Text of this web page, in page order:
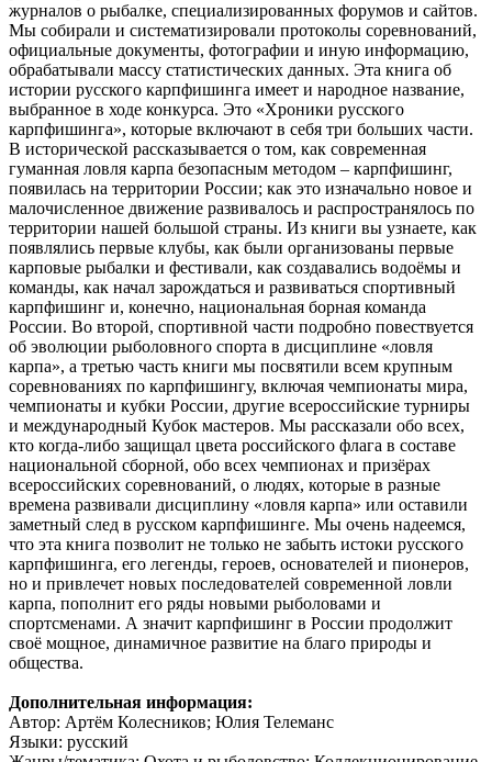
журналов о рыбалке, специализированных форумов и сайтов.
Мы собирали и систематизировали протоколы соревнований,
официальные документы, фотографии и иную информацию,
обрабатывали массу статистических данных. Эта книга об
истории русского карпфишинга имеет и народное название,
выбранное в ходе конкурса. Это «Хроники русского
карпфишинга», которые включают в себя три больших части.
В исторической рассказывается о том, как современная
гуманная ловля карпа безопасным методом – карпфишинг,
появилась на территории России; как это изначально новое и
малочисленное движение развивалось и распространялось по
территории нашей большой страны. Из книги вы узнаете, как
появлялись первые клубы, как были организованы первые
карповые рыбалки и фестивали, как создавались водоёмы и
команды, как начал зарождаться и развиваться спортивный
карпфишинг и, конечно, национальная борная команда
России. Во второй, спортивной части подробно повествуется
об эволюции рыболовного спорта в дисциплине «ловля
карпа», а третью часть книги мы посвятили всем крупным
соревнованиях по карпфишингу, включая чемпионаты мира,
чемпионаты и кубки России, другие всероссийские турниры
и международный Кубок мастеров. Мы рассказали обо всех,
кто когда-либо защищал цвета российского флага в составе
национальной сборной, обо всех чемпионах и призёрах
всероссийских соревнований, о людях, которые в разные
времена развивали дисциплину «ловля карпа» или оставили
заметный след в русском карпфишинге. Мы очень надеемся,
что эта книга позволит не только не забыть истоки русского
карпфишинга, его легенды, героев, основателей и пионеров,
но и привлечет новых последователей современной ловли
карпа, пополнит его ряды новыми рыболовами и
спортсменами. А значит карпфишинг в России продолжит
своё мощное, динамичное развитие на благо природы и
общества.
Дополнительная информация:
Автор: Артём Колесников; Юлия Телеманс
Языки: русский